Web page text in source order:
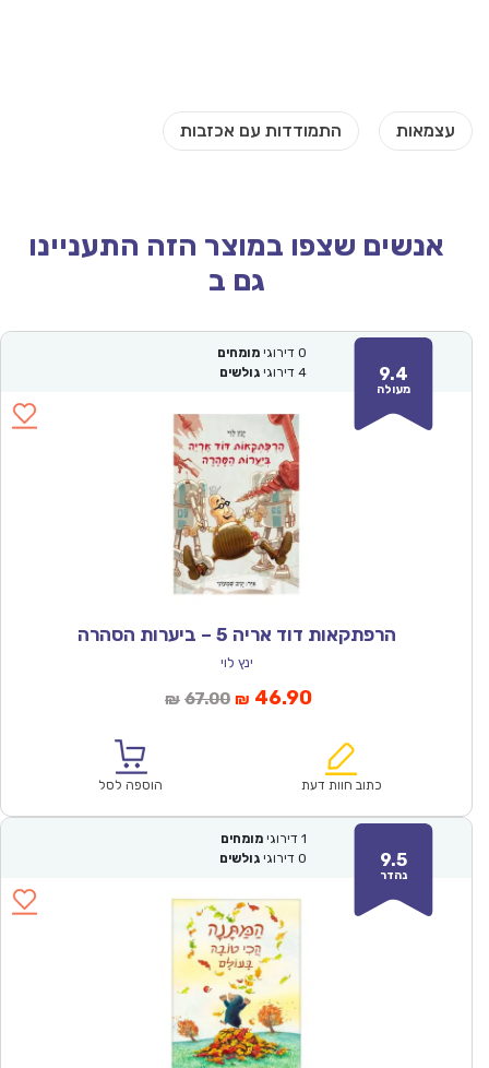
אנשים שצפו במוצר הזה התעניינו
גם ב
9.4
מעולה
0 דירוגי מומחים
4 דירוגי גולשים
הרפתקאות דוד אריה 5 – ביערות הסהרה
ינץ לוי
₪ 67.00המחיר
₪67.00.
₪ 46.90המחיר
הוא:
כתוב חוות דעת הוספה לסל
9.5
נהדר
1 דירוגי מומחים
0 דירוגי גולשים